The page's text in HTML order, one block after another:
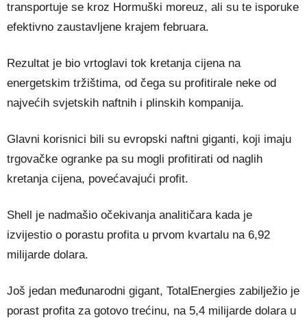
transportuje se kroz Hormuški moreuz, ali su te isporuke
efektivno zaustavljene krajem februara.
Rezultat je bio vrtoglavi tok kretanja cijena na
energetskim tržištima, od čega su profitirale neke od
najvećih svjetskih naftnih i plinskih kompanija.
Glavni korisnici bili su evropski naftni giganti, koji imaju
trgovačke ogranke pa su mogli profitirati od naglih
kretanja cijena, povećavajući profit.
Shell je nadmašio očekivanja analitičara kada je
izvijestio o porastu profita u prvom kvartalu na 6,92
milijarde dolara.
Još jedan međunarodni gigant, TotalEnergies zabilježio je
porast profita za gotovo trećinu, na 5,4 milijarde dolara u